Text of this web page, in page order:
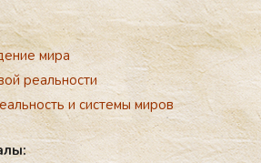
мира
реальности
и системы миров